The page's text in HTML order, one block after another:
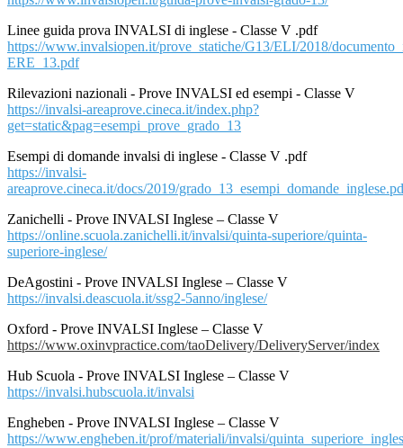
Linee guida prova INVALSI di inglese - Classe V .pdf
https://www.invalsiopen.it/prove_statiche/G13/ELI/2018/
ERE_13.pdf
Rilevazioni nazionali - Prove INVALSI ed esempi - Classe V
https://invalsi-areaprove.cineca.it/index.php?
get=static&pag=esempi_prove_grado_13
Esempi di domande invalsi di inglese - Classe V .pdf
https://invalsi-
areaprove.cineca.it/docs/2019/
Zanichelli - Prove INVALSI Inglese – Classe V
https://online.scuola.zanichelli.it/invalsi/quinta-superiore/quinta-
superiore-inglese/
DeAgostini - Prove INVALSI Inglese – Classe V
https://invalsi.deascuola.it/ssg2-5anno/inglese/
Oxford - Prove INVALSI Inglese – Classe V
https://www.oxinvpractice.com/taoDelivery/DeliveryServer/index
Hub Scuola - Prove INVALSI Inglese – Classe V
https://invalsi.hubscuola.it/invalsi
Engheben - Prove INVALSI Inglese – Classe V
https://www.engheben.it/prof/materiali/invalsi/